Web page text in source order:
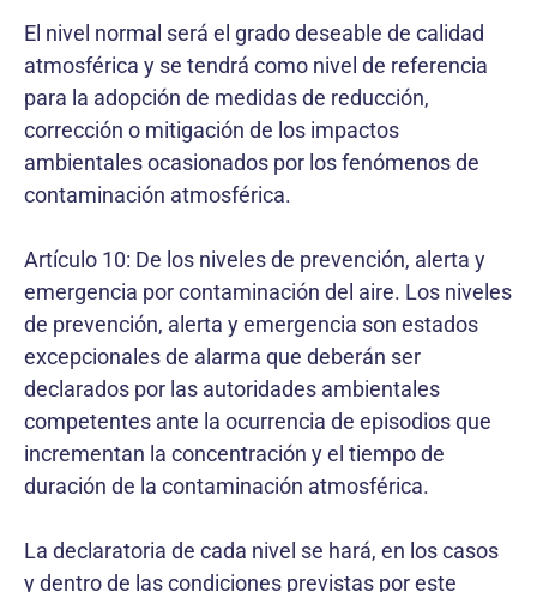
El nivel normal será el grado deseable de calidad
atmosférica y se tendrá como nivel de referencia
para la adopción de medidas de reducción,
corrección o mitigación de los impactos
ambientales ocasionados por los fenómenos de
contaminación atmosférica.
Artículo 10: De los niveles de prevención, alerta y
emergencia por contaminación del aire. Los niveles
de prevención, alerta y emergencia son estados
excepcionales de alarma que deberán ser
declarados por las autoridades ambientales
competentes ante la ocurrencia de episodios que
incrementan la concentración y el tiempo de
duración de la contaminación atmosférica.
La declaratoria de cada nivel se hará, en los casos
y dentro de las condiciones previstas por este